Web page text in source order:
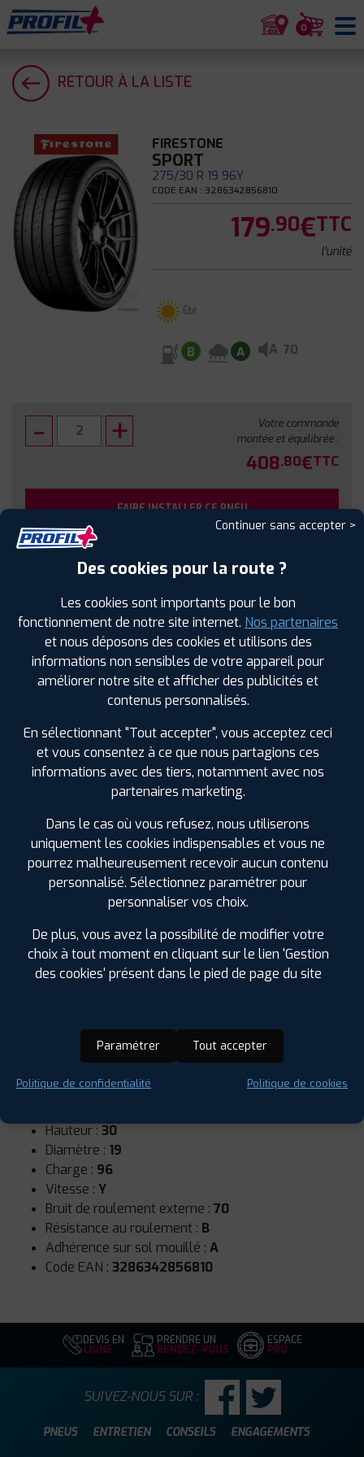
0
RETOUR À LA LISTE
FIRESTONE
SPORT
275/30 R 19 96Y
CODE EAN : 3286342856810
179.90€TTC
l'unité
Été
B A A 70
Votre commande
montée et équilibrée :
408.80€TTC
FAIRE INSTALLER CE PNEU
Sous réserve de disponibilité en agence
SPÉCIFICATIONS AVIS CLIENTS ÉTIQUETAGE
Étiquetage
Runflat :Non
Hauteur : 30
Diamètre : 19
Charge : 96
Vitesse : Y
Bruit de roulement externe : 70
Résistance au roulement : B
Adhérence sur sol mouillé : A
Code EAN : 3286342856810
DEVIS EN
LIGNE
PRENDRE UN
RENDEZ-VOUS
ESPACE
PRO
PNEUS ENTRETIEN CONSEILS ENGAGEMENTS
SUIVEZ-NOUS SUR :
Continuer sans accepter >
Des cookies pour la route ?
Les cookies sont importants pour le bon
fonctionnement de notre site internet. Nos partenaires
et nous déposons des cookies et utilisons des
informations non sensibles de votre appareil pour
améliorer notre site et afficher des publicités et
contenus personnalisés.
En sélectionnant "Tout accepter", vous acceptez ceci
et vous consentez à ce que nous partagions ces
informations avec des tiers, notamment avec nos
partenaires marketing.
Dans le cas où vous refusez, nous utiliserons
uniquement les cookies indispensables et vous ne
pourrez malheureusement recevoir aucun contenu
personnalisé. Sélectionnez paramétrer pour
personnaliser vos choix.
De plus, vous avez la possibilité de modifier votre
choix à tout moment en cliquant sur le lien 'Gestion
des cookies' présent dans le pied de page du site
Paramétrer Tout accepter
Politique de confidentialité Politique de cookies